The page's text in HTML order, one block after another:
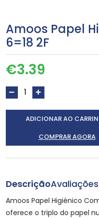
Amoos Papel
6=18 2F
€3.39
ADICIONAR AO
COMPRAR AGORA
Descrição
Amoos Papel Higiénico
oferece o triplo do papel